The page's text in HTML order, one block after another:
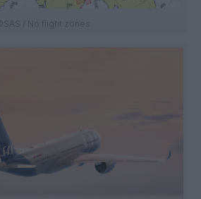
©SAS / No flight zones